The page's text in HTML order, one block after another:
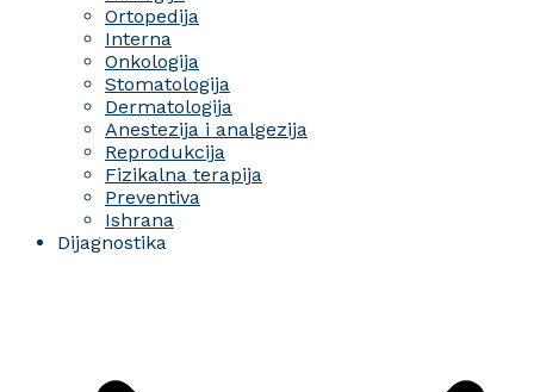
Ortopedija
Interna
Onkologija
Stomatologija
Dermatologija
Anestezija i analgezija
Reprodukcija
Fizikalna terapija
Preventiva
Ishrana
Dijagnostika